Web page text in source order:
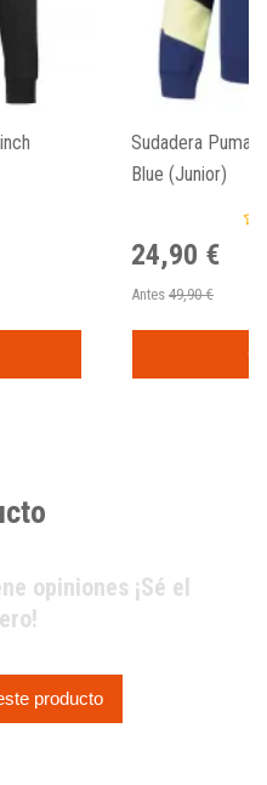
Sudadera Puma
Blue (Junior)
24,90 €
Antes 49,90 €
opiniones ¡Sé el
producto